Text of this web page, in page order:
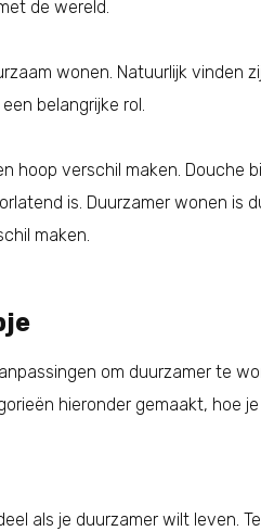
de wereld.
wonen. Natuurlijk vinden
belangrijke rol.
hoop verschil maken. Douche
is. Duurzamer wonen is
maken.
om duurzamer te
hieronder gemaakt, hoe
als je duurzamer wilt leven.